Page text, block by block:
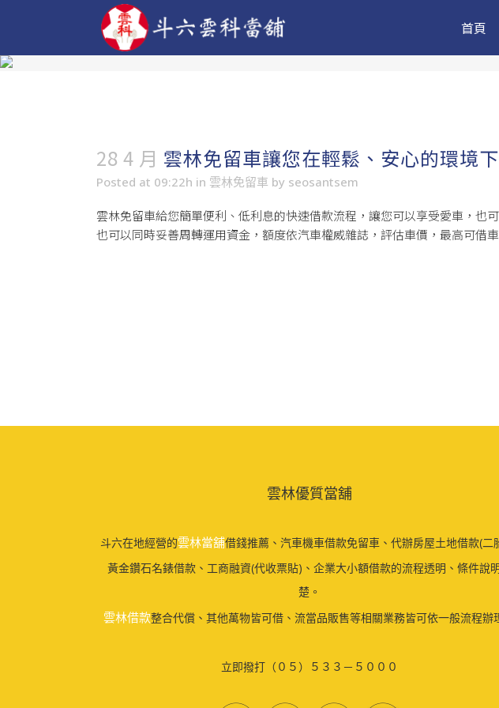
首頁
28 4 月 雲林免留車讓您在輕鬆、安心的環境
Posted at 09:22h in 雲林免留車 by seosantsem
雲林免留車給您簡單便利、低利息的快速借款流程，讓您可以享受愛車，也
也可以同時妥善周轉運用資金，額度依汽車權威雜誌，評估車價，最高可借
雲林優質當舖
斗六在地經營的雲林當舖借錢推薦、汽車機車借款免留車、代辦房屋土地借款(二
黃金鑽石名錶借款、工商融資(代收票貼)、企業大小額借款的流程透明、條件說
楚。
雲林借款整合代償、其他萬物皆可借、流當品販售等相關業務皆可依一般流程辦
立即撥打（０５）５３３－５０００